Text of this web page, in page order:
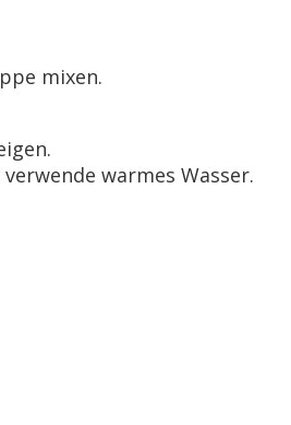
mixen.
warmes Wasser.